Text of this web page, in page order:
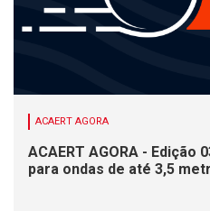
ACAERT AGORA
ACAERT AGORA - Edição
para ondas de até 3,5